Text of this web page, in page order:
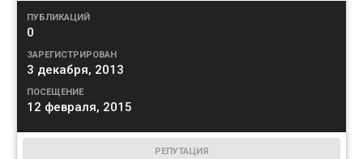
ПУБЛИКАЦИЙ
0
ЗАРЕГИСТРИРОВАН
3 декабря, 2013
ПОСЕЩЕНИЕ
12 февраля, 2015
РЕПУТАЦИЯ